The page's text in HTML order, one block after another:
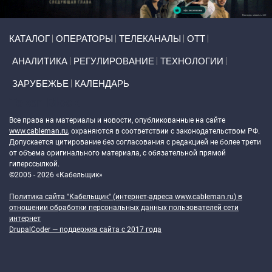
КАТАЛОГ ОПЕРАТОРЫ ТЕЛЕКАНАЛЫ ОТТ
АНАЛИТИКА РЕГУЛИРОВАНИЕ ТЕХНОЛОГИИ
ЗАРУБЕЖЬЕ КАЛЕНДАРЬ
Все права на материалы и новости, опубликованные на сайте
www.cableman.ru, охраняются в соответствии с законодательством РФ.
Допускается цитирование без согласования с редакцией не более трети
от объема оригинального материала, с обязательной прямой
гиперссылкой.
©2005 - 2026 «Кабельщик»
Политика сайта "Кабельщик" (интернет-адреса www.cableman.ru) в
отношении обработки персональных данных пользователей сети
интернет
DrupalCoder — поддержка сайта c 2017 года